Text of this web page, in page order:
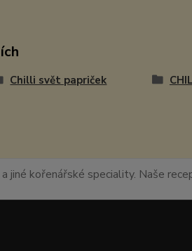
Chilli svět papriček
kořenářské speciality. Naše